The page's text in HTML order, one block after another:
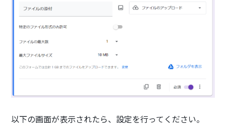
以下の画面が表示されたら、設定を行ってください。